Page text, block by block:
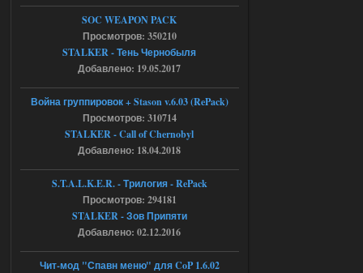
Ответить ➤
Dead Air: Refined
Stalker-Mods-Clan-su
Доступно только для пользователей
Ответить ➤
Объединенный Пак 2 + OGSR +
STCoP WP 3.4
Stalker-Mods-Clan-su
Доступно только для пользователей
SOC WEAPON PACK
Просмотров: 350210
STALKER - Тень Чернобыля
Добавлено: 19.05.2017
Война группировок + Stason v.6.03 (RePack)
Просмотров: 310714
STALKER - Call of Chernobyl
Добавлено: 18.04.2018
S.T.A.L.K.E.R. - Трилогия - RePack
Просмотров: 294181
STALKER - Зов Припяти
Добавлено: 02.12.2016
Чит-мод "Спавн меню" для CoP 1.6.02